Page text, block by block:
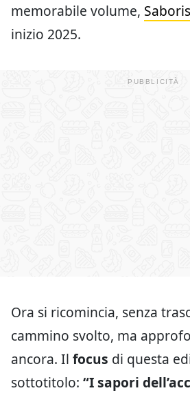
memorabile volume,
inizio 2025.
Ora si ricomincia, senza
cammino svolto, ma
ancora. Il focus di questa
sottotitolo: “I sapori